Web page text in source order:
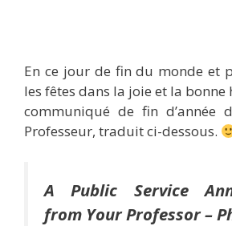
En ce jour de fin du monde et
les fêtes dans la joie et la
communiqué de fin d’année
Professeur, traduit ci-dessous.
A Public Service
from Your Professor –